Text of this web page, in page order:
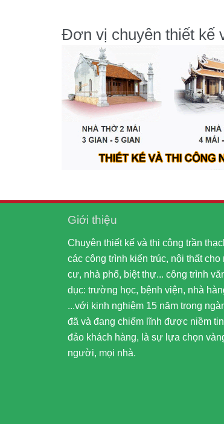
Đơn vị chuyên thiết kế
Giới thiệu
Chuyên thiết kế và thi công trần
các công trình kiến trúc, nội thất cho
cư, nhà phố, biệt thự... công trình
dục: trường học, bệnh viện, nhà
...với kinh nghiệm 15 năm trong
đã và đang chiếm lĩnh được niềm
đảo khách hàng, là sự lựa chọn
người, mọi nhà.